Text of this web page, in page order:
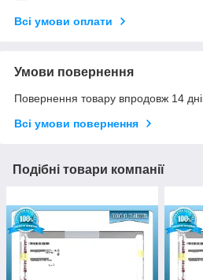
Всі умови оплати
Умови повернення
Повернення товару впродовж 14
Всі умови повернення
Подібні товари компанії